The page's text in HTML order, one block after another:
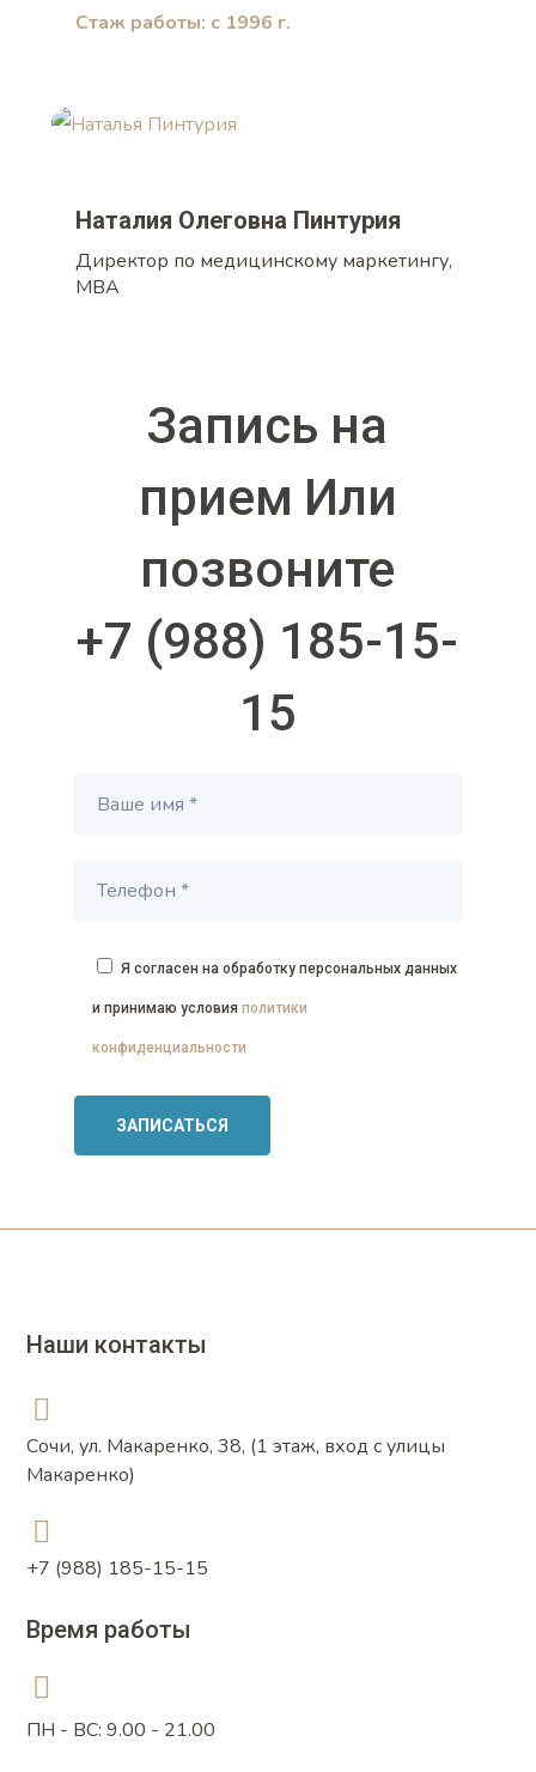
Стаж работы: с 1996 г.
Наталия Олеговна Пинтурия
Директор по медицинскому маркетингу,
MBA
Запись на
прием Или
позвоните
+7 (988) 185-15-
15
Я согласен на обработку персональных данных
и принимаю условия политики
конфиденциальности
Наши контакты
Сочи, ул. Макаренко, 38, (1 этаж, вход с улицы
Макаренко)
+7 (988) 185-15-15
Время работы
ПН - ВС: 9.00 - 21.00